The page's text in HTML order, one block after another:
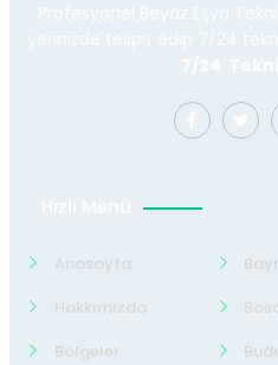
Profesyonel Beyaz Eşya
yerinizde tespit edip 7/24
7/24
Hızlı Menü
Anasayfa
Hakkımızda
Bölgeler